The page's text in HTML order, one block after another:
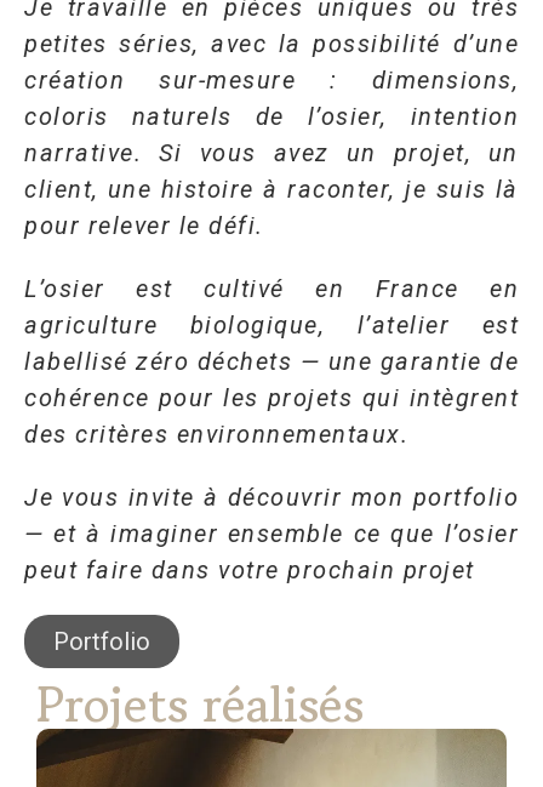
Je travaille en pièces uniques ou très
petites séries, avec la possibilité d’une
création sur-mesure : dimensions,
coloris naturels de l’osier, intention
narrative. Si vous avez un projet, un
client, une histoire à raconter, je suis là
pour relever le défi.
L’osier est cultivé en France en
agriculture biologique, l’atelier est
labellisé zéro déchets — une garantie de
cohérence pour les projets qui intègrent
des critères environnementaux.
Je vous invite à découvrir mon portfolio
— et à imaginer ensemble ce que l’osier
peut faire dans votre prochain projet
Portfolio
Projets réalisés